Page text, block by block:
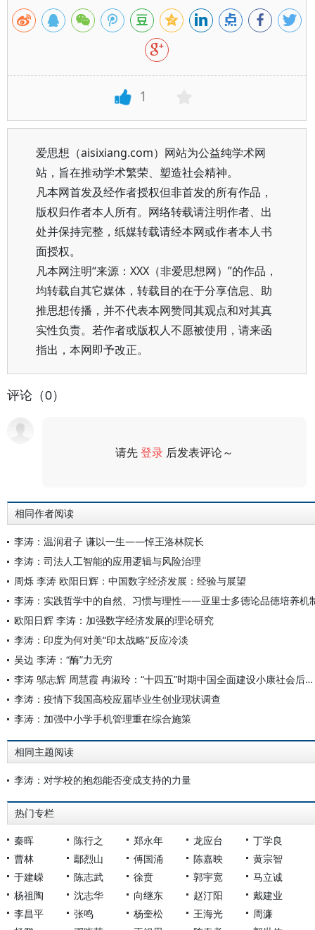
1
爱思想（aisixiang.com）网站为公益纯学术网
站，旨在推动学术繁荣、塑造社会精神。
凡本网首发及经作者授权但非首发的所有作品，
版权归作者本人所有。网络转载请注明作者、出
处并保持完整，纸媒转载请经本网或作者本人书
面授权。
凡本网注明“来源：XXX（非爱思想网）”的作品，
均转载自其它媒体，转载目的在于分享信息、助
推思想传播，并不代表本网赞同其观点和对其真
实性负责。若作者或版权人不愿被使用，请来函
指出，本网即予改正。
评论（0）
请先登录 后发表评论～
相同作者阅读
李涛：温润君子 谦以一生——悼王洛林院长
李涛：司法人工智能的应用逻辑与风险治理
周烁 李涛 欧阳日辉：中国数字经济发展：经验与展望
李涛：实践哲学中的自然、习惯与理性——亚里士多德论品德培养机
欧阳日辉 李涛：加强数字经济发展的理论研究
李涛：印度为何对美“印太战略”反应冷淡
吴边 李涛：“酶”力无穷
李涛 邬志辉 周慧霞 冉淑玲：“十四五”时期中国全面建设小康社会后教育扶贫战略研究
李涛：疫情下我国高校应届毕业生创业现状调查
李涛：加强中小学手机管理重在综合施策
相同主题阅读
李涛：对学校的抱怨能否变成支持的力量
热门专栏
秦晖 陈行之 郑永年 龙应台
丁学良
曹林
鄢烈山 傅国涌 陈嘉映
黄宗智
于建嵘
陈志武 徐贲 郭宇宽
马立诚
杨祖陶
沈志华 向继东 赵汀阳
戴建业
李昌平
张鸣 杨奎松 王海光
周濂